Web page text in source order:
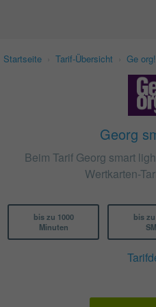
Startseite Tarif-Übersicht Ge org!
Georg
Beim Tarif Georg smart
Wertkarten-
bis zu 1000
Minuten
bis